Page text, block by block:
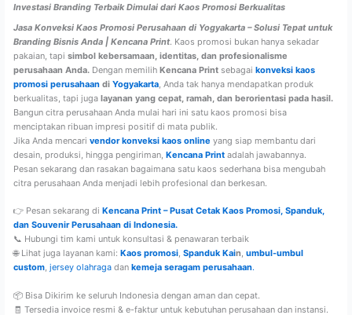
Investasi Branding Terbaik Dimulai dari Kaos Promosi Berkualitas
Jasa Konveksi Kaos Promosi Perusahaan di Yogyakarta – Solusi Tepat untuk
Branding Bisnis Anda | Kencana Print. Kaos promosi bukan hanya sekadar
pakaian, tapi simbol kebersamaan, identitas, dan profesionalisme
perusahaan Anda.Dengan memilih Kencana Printsebagai konveksi kaos
promosi perusahaandi Yogyakarta, Anda tak hanya mendapatkan produk
berkualitas, tapi juga layanan yang cepat, ramah, dan berorientasi pada hasil.
Bangun citra perusahaan Anda mulai hari ini satu kaos promosi bisa
menciptakan ribuan impresi positif di mata publik.
Jika Anda mencari vendor konveksi kaos online yang siap membantu dari
desain, produksi, hingga pengiriman, Kencana Printadalah jawabannya.
Pesan sekarang dan rasakan bagaimana satu kaos sederhana bisa mengubah
citra perusahaan Anda menjadi lebih profesional dan berkesan.
👉 Pesan sekarang di Kencana Print – Pusat Cetak Kaos Promosi, Spanduk,
dan Souvenir Perusahaan di Indonesia.
📞 Hubungi tim kami untuk konsultasi & penawaran terbaik
🌐 Lihat juga layanan kami: Kaos promosi, Spanduk Kain, umbul-umbul
custom, jersey olahragadan kemeja seragam perusahaan.
📦 Bisa Dikirim ke seluruh Indonesia dengan aman dan cepat.
🧾 Tersedia invoice resmi & e-faktur untuk kebutuhan perusahaan dan instansi.